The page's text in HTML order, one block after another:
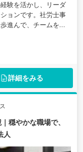
験を活かし、リーダ
ョンです。社労士事
進んで、チームを支
。
詳細をみる
穏やかな職場で、
人